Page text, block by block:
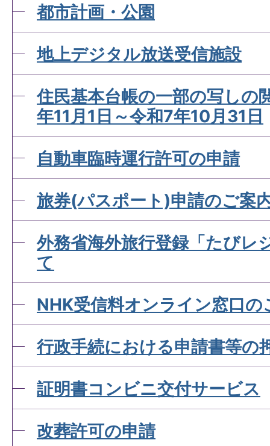
パスポートを申請してか
とができますか。
都市計画・公園
地上デジタル放送受信施設
住民基本台帳の一部の写しの
年11月1日～令和7年10月31日
自動車臨時運行許可の申請
旅券(パスポート)申請のご案
外務省海外旅行登録「たびレ
て
NHK受信料オンライン窓口の
行政手続における申請書等の
証明書コンビニ交付サービス
改葬許可の申請